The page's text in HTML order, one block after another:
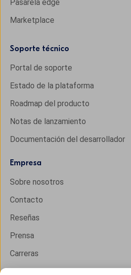
Pasarela edge
Marketplace
Soporte técnico
Portal de soporte
Estado de la plataforma
Roadmap del producto
Notas de lanzamiento
Documentación del desarrollador
Empresa
Sobre nosotros
Contacto
Reseñas
Prensa
Carreras